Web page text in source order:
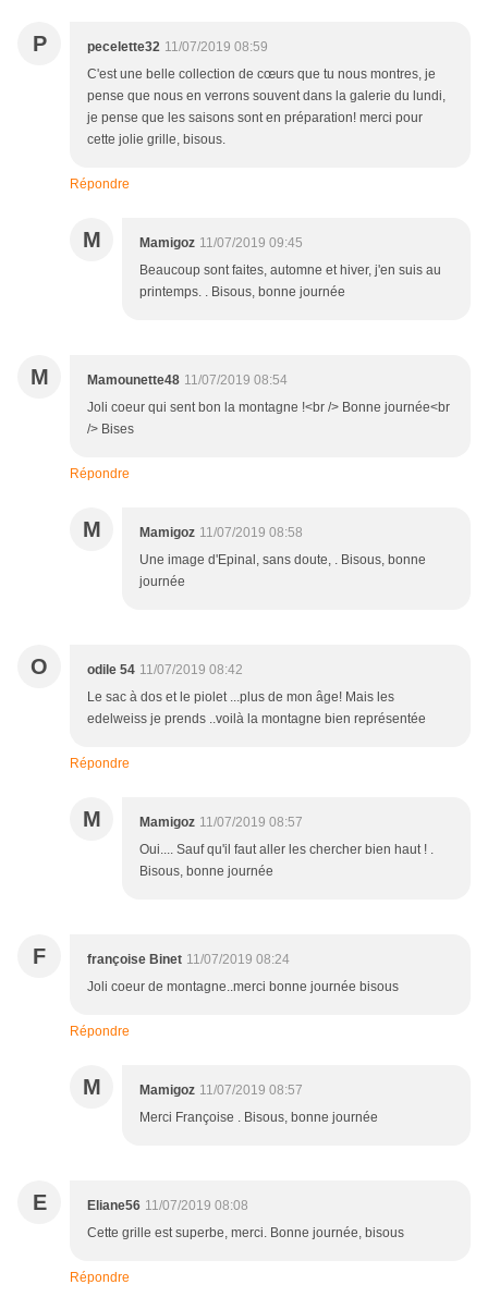
P pecelette32 11/07/2019 08:59
C'est une belle collection de cœurs que tu nous montres, je
pense que nous en verrons souvent dans la galerie du lundi,
je pense que les saisons sont en préparation! merci pour
cette jolie grille, bisous.
Répondre
M Mamigoz 11/07/2019 09:45
Beaucoup sont faites, automne et hiver, j'en suis au
printemps. . Bisous, bonne journée
M Mamounette48 11/07/2019 08:54
Joli coeur qui sent bon la montagne !<br /> Bonne journée<br
/> Bises
Répondre
M Mamigoz 11/07/2019 08:58
Une image d'Epinal, sans doute, . Bisous, bonne
journée
O odile 54 11/07/2019 08:42
Le sac à dos et le piolet ...plus de mon âge! Mais les
edelweiss je prends ..voilà la montagne bien représentée
Répondre
M Mamigoz 11/07/2019 08:57
Oui.... Sauf qu'il faut aller les chercher bien haut ! .
Bisous, bonne journée
F françoise Binet 11/07/2019 08:24
Joli coeur de montagne..merci bonne journée bisous
Répondre
M Mamigoz 11/07/2019 08:57
Merci Françoise . Bisous, bonne journée
E Eliane56 11/07/2019 08:08
Cette grille est superbe, merci. Bonne journée, bisous
Répondre